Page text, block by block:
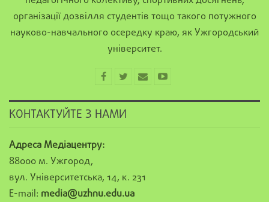
організації дозвілля студентів тощо такого потужного
науково-навчального осередку краю, як Ужгородський
університет.
КОНТАКТУЙТЕ З НАМИ
Адреса Медіацентру:
88000 м. Ужгород,
вул. Університетська, 14, к. 231
E-mail: media@uzhnu.edu.ua